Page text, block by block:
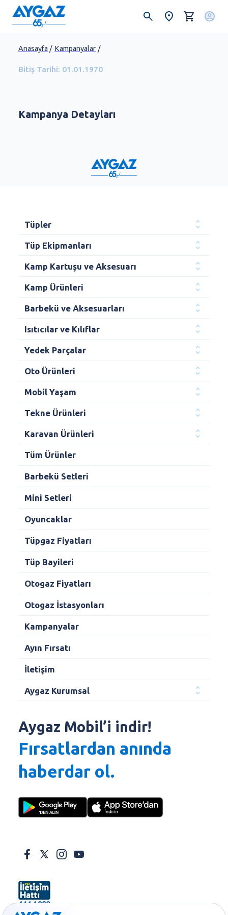
Anasayfa / Kampanyalar /
Bitiş Tarihi: 01.01.1970
Kampanya Detayları
Tüpler
Tüp Ekipmanları
Kamp Kartuşu ve Aksesuarı
Kamp Ürünleri
Barbekü ve Aksesuarları
Isıtıcılar ve Kılıflar
Yedek Parçalar
Oto Ürünleri
Mobil Yaşam
Tekne Ürünleri
Karavan Ürünleri
Tüm Ürünler
Barbekü Setleri
Mini Setleri
Oyuncaklar
Tüpgaz Fiyatları
Tüp Bayileri
Otogaz Fiyatları
Otogaz İstasyonları
Kampanyalar
Ayın Fırsatı
İletişim
Aygaz Kurumsal
Aygaz Mobil’i indir!
Fırsatlardan anında
haberdar ol.